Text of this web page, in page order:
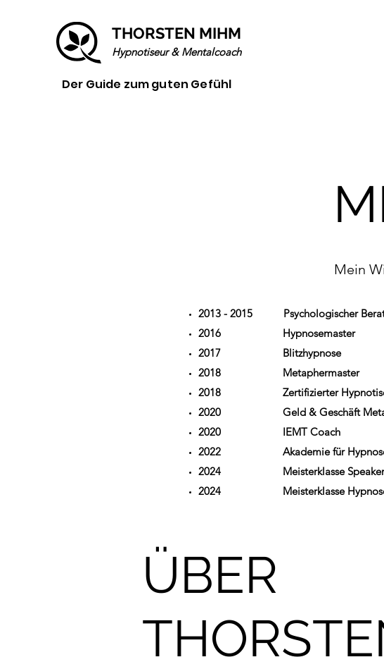
THORSTEN MIHM
Hypnotiseur & Mentalcoach
Der Guide zum guten Gefühl
Mein
2013 - 2015
2016
2017
2018
2018 Zertifizierter
2020 Geld &
2020 IEMT
​2022 Akademie für Hypnose,
2024 Meisterklasse
2024
ÜBER